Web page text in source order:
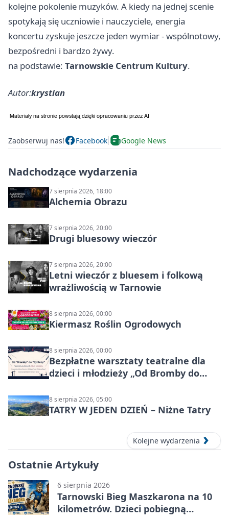
kolejne pokolenie muzyków. A kiedy na jednej scenie
spotykają się uczniowie i nauczyciele, energia
koncertu zyskuje jeszcze jeden wymiar - wspólnotowy,
bezpośredni i bardzo żywy.
na podstawie: Tarnowskie Centrum Kultury.
Autor:krystian
Zaobserwuj nas! Facebook Google News
Nadchodzące wydarzenia
7 sierpnia 2026, 18:00
Alchemia Obrazu
7 sierpnia 2026, 20:00
Drugi bluesowy wieczór
7 sierpnia 2026, 20:00
Letni wieczór z bluesem i folkową
wrażliwością w Tarnowie
8 sierpnia 2026, 00:00
Kiermasz Roślin Ogrodowych
8 sierpnia 2026, 00:00
Bezpłatne warsztaty teatralne dla
dzieci i młodzieży „Od Bromby do
8 sierpnia 2026, 05:00
TATRY W JEDEN DZIEŃ – Niżne Tatry
Kolejne wydarzenia
Ostatnie Artykuły
6 sierpnia 2026
Tarnowski Bieg Maszkarona na 10
kilometrów. Dzieci pobiegną